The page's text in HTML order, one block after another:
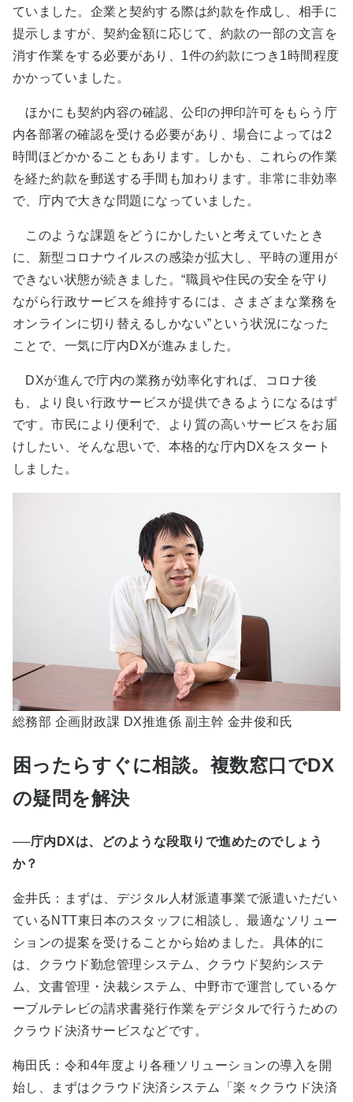
ていました。企業と契約する際は約款を作成し、相手に
提示しますが、契約金額に応じて、約款の一部の文言を
消す作業をする必要があり、1件の約款につき1時間程度
かかっていました。
ほかにも契約内容の確認、公印の押印許可をもらう庁
内各部署の確認を受ける必要があり、場合によっては2
時間ほどかかることもあります。しかも、これらの作業
を経た約款を郵送する手間も加わります。非常に非効率
で、庁内で大きな問題になっていました。
このような課題をどうにかしたいと考えていたとき
に、新型コロナウイルスの感染が拡大し、平時の運用が
できない状態が続きました。“職員や住民の安全を守り
ながら行政サービスを維持するには、さまざまな業務を
オンラインに切り替えるしかない”という状況になった
ことで、一気に庁内DXが進みました。
DXが進んで庁内の業務が効率化すれば、コロナ後
も、より良い行政サービスが提供できるようになるはず
です。市民により便利で、より質の高いサービスをお届
けしたい、そんな思いで、本格的な庁内DXをスタート
しました。
総務部 企画財政課 DX推進係 副主幹 金井俊和氏
困ったらすぐに相談。複数窓口でDX
の疑問を解決
──庁内DXは、どのような段取りで進めたのでしょう
か？
金井氏：まずは、デジタル人材派遣事業で派遣いただい
ているNTT東日本のスタッフに相談し、最適なソリュー
ションの提案を受けることから始めました。具体的に
は、クラウド勤怠管理システム、クラウド契約システ
ム、文書管理・決裁システム、中野市で運営しているケ
ーブルテレビの請求書発行作業をデジタルで行うための
クラウド決済サービスなどです。
梅田氏：令和4年度より各種ソリューションの導入を開
始し、まずはクラウド決済システム「楽々クラウド決済